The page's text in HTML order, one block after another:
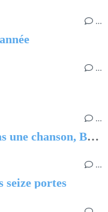
…
…
…
Pierre Barouh, On n'arrête pas une chanson, Benjamin Barouh
…
seize portes